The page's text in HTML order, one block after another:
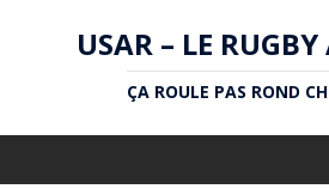
USAR – LE
ÇA ROULE PAS ROND